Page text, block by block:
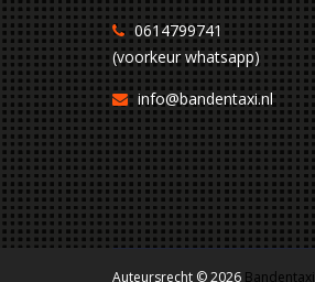
0614799741
(voorkeur whatsapp)
info@bandentaxi.nl
Auteursrecht © 2026 Bandentaxi